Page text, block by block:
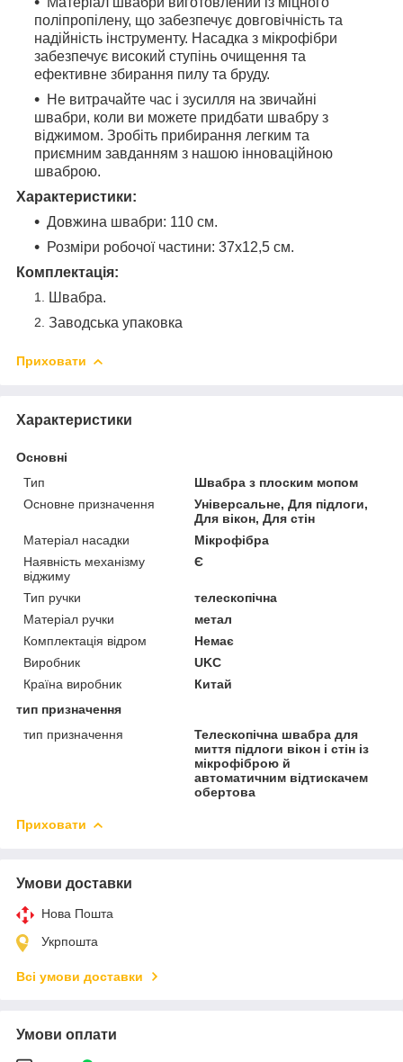
поліпропілену, що забезпечує довговічність та
надійність інструменту. Насадка з мікрофібри
забезпечує високий ступінь очищення та
ефективне збирання пилу та бруду.
Не витрачайте час і зусилля на звичайні
швабри, коли ви можете придбати швабру з
віджимом. Зробіть прибирання легким та
приємним завданням з нашою інноваційною
шваброю.
Характеристики:
Довжина швабри: 110 см.
Розміри робочої частини: 37х12,5 см.
Комплектація:
Швабра.
Заводська упаковка
Приховати
Характеристики
Основні
Тип
Швабра з плоским мопом
Основне призначення
Універсальне, Для підлоги,
Для вікон, Для стін
Матеріал насадки
Мікрофібра
Наявність механізму
віджиму
Є
Тип ручки
телескопічна
Матеріал ручки
метал
Комплектація відром
Немає
Виробник
UKC
Країна виробник
Китай
тип призначення
тип призначення
Телескопічна швабра для
миття підлоги вікон і стін із
мікрофіброю й
автоматичним відтискачем
обертова
Приховати
Умови доставки
Нова Пошта
Укрпошта
Всі умови доставки
Умови оплати